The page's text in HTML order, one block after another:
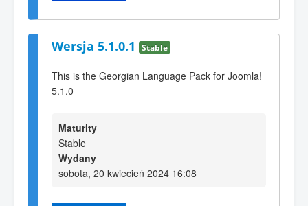
Wersja 5.1.0.1 Stable
This is the Georgian Language Pack for Joomla!
5.1.0
Maturity
Stable
Wydany
sobota, 20 kwiecień 2024 16:08